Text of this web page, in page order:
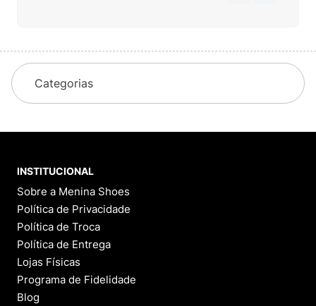
Categorias
INSTITUCIONAL
Sobre a Menina Shoes
Política de Privacidade
Política de Troca
Política de Entrega
Lojas Físicas
Programa de Fidelidade
Blog